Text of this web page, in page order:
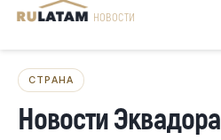
НОВОСТИ
СТРАНА
Новости Эквадора